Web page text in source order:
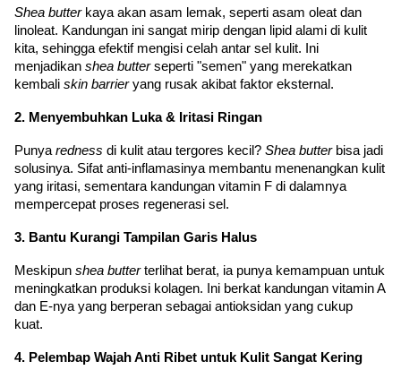
Shea butter kaya akan asam lemak, seperti asam oleat dan
linoleat. Kandungan ini sangat mirip dengan lipid alami di kulit
kita, sehingga efektif mengisi celah antar sel kulit. Ini
menjadikan shea butter seperti "semen" yang merekatkan
kembali skin barrier yang rusak akibat faktor eksternal.
2. Menyembuhkan Luka & Iritasi Ringan
Punya redness di kulit atau tergores kecil? Shea butter bisa jadi
solusinya. Sifat anti-inflamasinya membantu menenangkan kulit
yang iritasi, sementara kandungan vitamin F di dalamnya
mempercepat proses regenerasi sel.
3. Bantu Kurangi Tampilan Garis Halus
Meskipun shea butter terlihat berat, ia punya kemampuan untuk
meningkatkan produksi kolagen. Ini berkat kandungan vitamin A
dan E-nya yang berperan sebagai antioksidan yang cukup
kuat.
4. Pelembap Wajah Anti Ribet untuk Kulit Sangat Kering